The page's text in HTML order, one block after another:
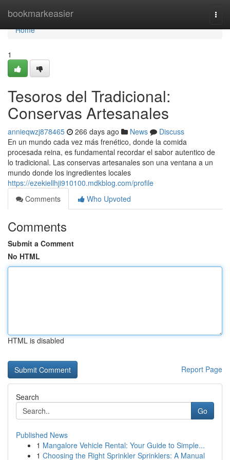
bookmarkeasier
Home
Home
1
Tesoros del Tradicional:
Conservas Artesanales
annieqwzj878465 266 days ago News
Discuss
En un mundo cada vez más frenético, donde la comida
procesada reina, es fundamental recordar el sabor autentico de
lo tradicional. Las conservas artesanales son una ventana a un
mundo donde los ingredientes locales
https://ezekiellhji910100.mdkblog.com/profile
Comments
Who Upvoted
Comments
Submit a Comment
No HTML
HTML is disabled
Report Page
Search
Go
Published News
1 Mangalore Vehicle Rental: Your Guide to Simple...
1 Choosing the Right Sprinkler Sprinklers: A Manual